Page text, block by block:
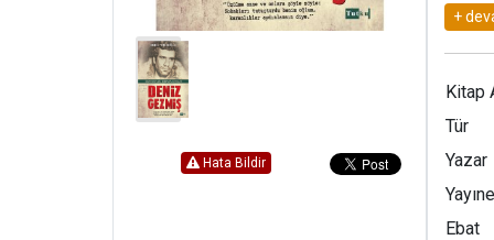
Hata Bildir
azmi
Kitap
Tür
Yazar
Ebat